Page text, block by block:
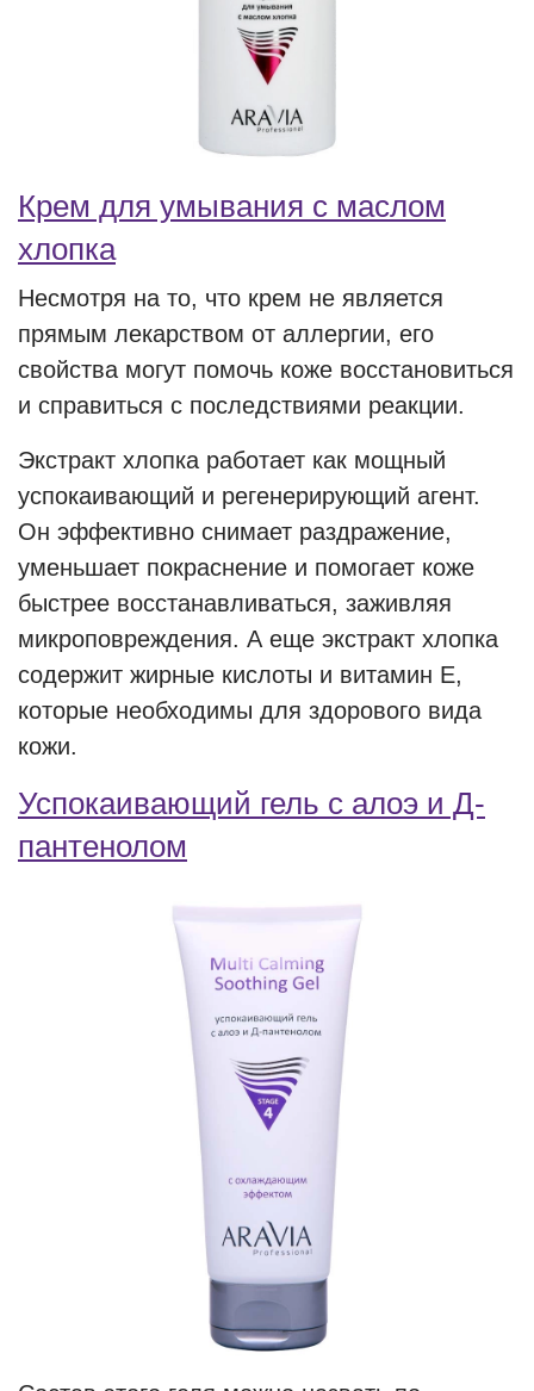
Крем для умывания с маслом
хлопка
Несмотря на то, что крем не является
прямым лекарством от аллергии, его
свойства могут помочь коже восстановиться
и справиться с последствиями реакции.
Экстракт хлопка работает как мощный
успокаивающий и регенерирующий агент.
Он эффективно снимает раздражение,
уменьшает покраснение и помогает коже
быстрее восстанавливаться, заживляя
микроповреждения. А еще экстракт хлопка
содержит жирные кислоты и витамин Е,
которые необходимы для здорового вида
кожи.
Успокаивающий гель с алоэ и Д-
пантенолом